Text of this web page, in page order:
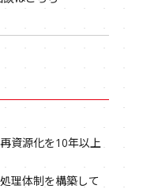
資源化を10年以上
理体制を構築して